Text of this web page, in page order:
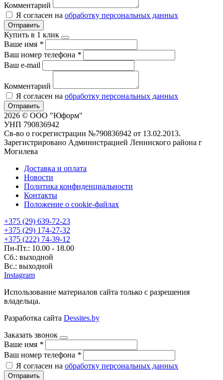
Комментарий
Я согласен на обработку персональных данных
Отправить
Купить в 1 клик
Ваше имя *
Ваш номер телефона *
Ваш e-mail
Комментарий
Я согласен на обработку персональных данных
Отправить
2026 © ООО "Юформ"
УНП 790836942
Св-во о госрегистрации №790836942 от 13.02.2013.
Зарегистрировано Администрацией Ленинского района г
Могилева
Доставка и оплата
Новости
Политика конфиденциальности
Контакты
Положение о cookie-файлах
+375 (29) 639-72-23
+375 (29) 174-27-32
+375 (222) 74-39-12
Пн-Пт.: 10.00 - 18.00
Сб.: выходной
Вс.: выходной
Instagram
Использование материалов сайта только с разрешения
владельца.
Разработка сайта Dessites.by
Заказать звонок
Ваше имя *
Ваш номер телефона *
Я согласен на обработку персональных данных
Отправить